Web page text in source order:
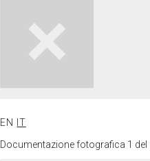
EN
IT
Documentazione fotografica 1